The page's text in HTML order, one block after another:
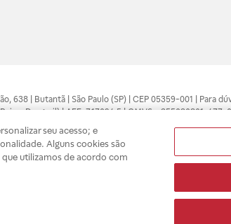
638 | Butantã | São Paulo (SP) | CEP 05359-001 | Para
e Drogasil) | AFE: 7.17094.5 | CMVS - 355030801-
área médica. Somente o médico está apto a
site são válidos apenas para compras feitas pela
suas compras com tranquilidade. A privacidade e a
seu acesso; e
Alguns cookies são
utilizamos de acordo com